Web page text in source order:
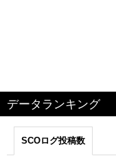
データランキング
SCOログ投稿数